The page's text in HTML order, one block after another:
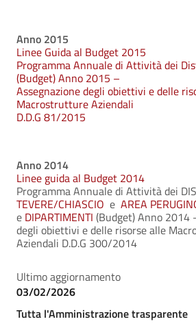
Anno 2015
Linee Guida al Budget 2015
Programma Annuale di Attività dei
(Budget) Anno 2015 –
Assegnazione degli obiettivi e delle
Macrostrutture Aziendali
D.D.G 81/2015
Anno 2014
Linee guida al Budget 2014
Programma Annuale di Attività dei
TEVERE/CHIASCIO e AREA
e DIPARTIMENTI (Budget) Anno 2014
degli obiettivi e delle risorse alle
Aziendali D.D.G 300/2014
Ultimo aggiornamento
03/02/2026
Tutta l'Amministrazione trasparente